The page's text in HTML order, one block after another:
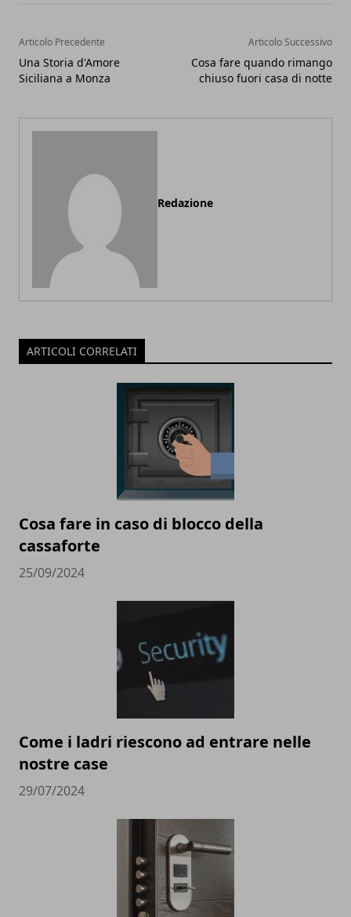
Articolo Precedente
Una Storia d'Amore
Siciliana a Monza
Articolo Successivo
Cosa fare quando rimango
chiuso fuori casa di notte
Redazione
ARTICOLI CORRELATI
Cosa fare in caso di blocco della
cassaforte
25/09/2024
Come i ladri riescono ad entrare nelle
nostre case
29/07/2024